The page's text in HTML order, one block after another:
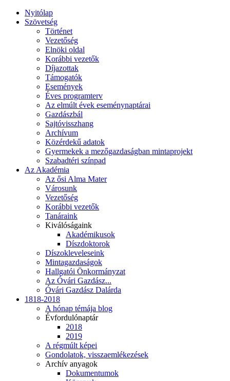
Nyitólap
Szövetség
Történet
Vezetőség
Elnöki oldal
Korábbi vezetők
Díjazottak
Támogatók
Események
Éves programterv
Az elmúlt évek eseménynaptárai
Gazdászbál
Sajtóvisszhang
Archívum
Közérdekű adatok
Gyermekek a mezőgazdaságban mintaprojekt
Szabadtéri színpad
Az Akadémia
Az ősi Alma Mater
Városunk
Vezetőség
Korábbi vezetők
Tanáraink
Kiválóságaink
Akadémikusok
Díszdoktorok
Díszokleveleseink
Mintagazdaságok
Hallgatói Önkormányzat
Az Óvári Gazdász...
Óvári Gazdász Dalárda
1818-2018
A hónap témája blog
Évfordulónaptár
2018
2019
A régmúlt képei
Gondolatok, visszaemlékezések
Archív anyagok
Dokumentumok